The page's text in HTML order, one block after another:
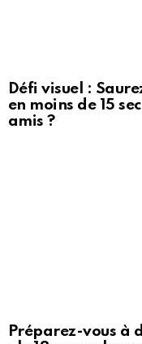
Défi visuel :
en moins de 15
amis ?
Préparez-vous à